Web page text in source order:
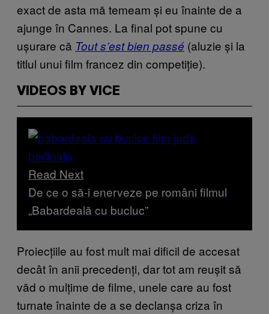
exact de asta mă temeam și eu înainte de a
ajunge în Cannes. La final pot spune cu
ușurare că Tout s’est bien passé (aluzie și la
titlul unui film francez din competiție).
VIDEOS BY VICE
Read Next
De ce o să-i enerveze pe români filmul
„Babardeală cu bucluc”
Proiecțiile au fost mult mai dificil de accesat
decât în anii precedenți, dar tot am reușit să
văd o mulțime de filme, unele care au fost
turnate înainte de a se declanșa criza în